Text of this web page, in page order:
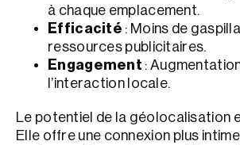
à chaque emplacement.
Efficacité : Moins de
ressources publicitaires.
Engagement :
l’interaction locale.
Le potentiel de la géolocalisation
Elle offre une connexion plus